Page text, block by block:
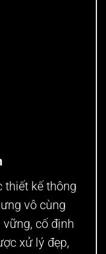
thiết kế thông
vô cùng
cố định
xử lý đẹp,